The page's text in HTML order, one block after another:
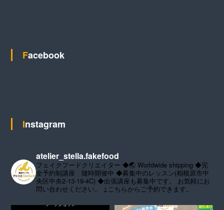
Facebook
Instagram
atelier_stella.fakefood
フェイクフードクリエイター ◆🌏 Worldwide shipping◆完
全予約制講座 随時開催中 ◆募集中のレッスン(相模原市中
央区中央2-13-19-4C) ◆出張講座も募集中です。
お気軽にお
問い合わせください。
↓こちらからご予約できます。